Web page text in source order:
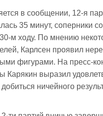
в сообщении, 12-я
35 минут, соперники
м ходу. По мнению
Карлсен проявил
фигурами. На пресс-
Карякин выразил
ничейного